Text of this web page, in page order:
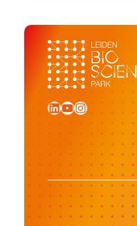
LinkedIn
YouTube
Instagram